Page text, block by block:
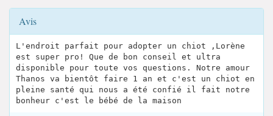
Avis
L'endroit parfait pour adopter un chiot ,Lorène
est super pro! Que de bon conseil et ultra
disponible pour toute vos questions. Notre amour
Thanos va bientôt faire 1 an et c'est un chiot en
pleine santé qui nous a été confié il fait notre
bonheur c'est le bébé de la maison